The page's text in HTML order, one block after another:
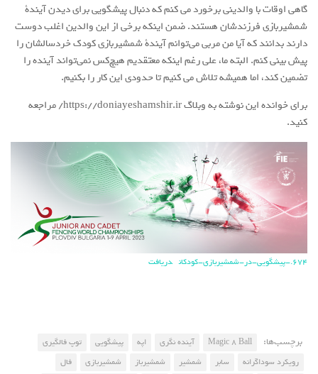
گاهی اوقات با والدینی برخورد می کنم که دنبال پیشگویی برای دیدن آیندة
شمشیربازی فرزندشان هستند. ضمن اینکه برخی از این والدین اغلب دوست
دارند بدانند که آیا من مربی می‌توانم آیندة شمشیربازی کودک خردسالشان را
پیش بینی کنم. البته ما، علی رغم اینکه معتقدیم هیچ‌کس نمی‌تواند آینده را
تضمین کند، اما همیشه تلاش می کنیم تا حدودی این کار را بکنیم.
برای خوانده این نوشته به وبلاگ https://doniayeshamshir.ir/ مراجعه
کنید.
674.-پیشگویی-در-شمشیربازی-کودکان دریافت
برچسب‌ها: Magic 8 Ball آینده نگری اپه پیشگویی
توپ فالگیری
رویکرد سوداگرانه
سابر شمشیر شمشیرباز شمشیربازی
فال